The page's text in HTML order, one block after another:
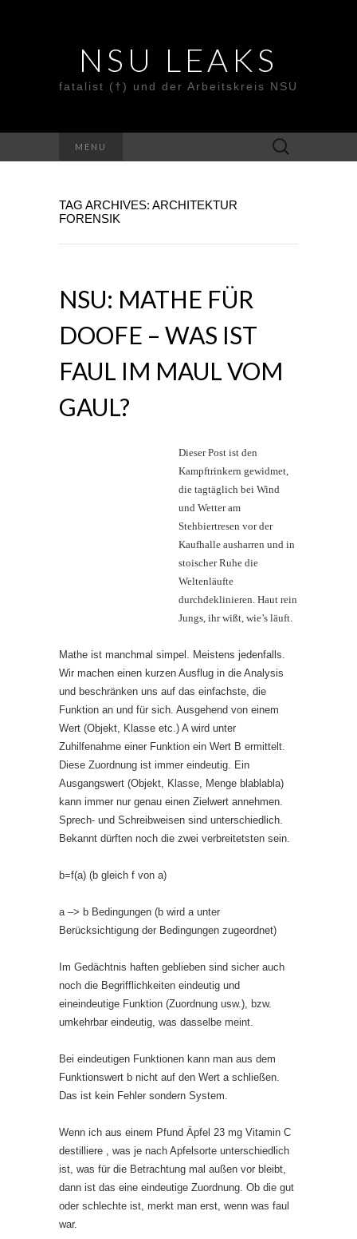
NSU LEAKS
fatalist (†) und der Arbeitskreis NSU
MENU
Suche
nach:
TAG ARCHIVES: ARCHITEKTUR
FORENSIK
NSU: MATHE FÜR
DOOFE – WAS IST
FAUL IM MAUL VOM
GAUL?
Dieser Post ist den
Kampftrinkern gewidmet,
die tagtäglich bei Wind
und Wetter am
Stehbiertresen vor der
Kaufhalle ausharren und in
stoischer Ruhe die
Weltenläufte
durchdeklinieren. Haut rein
Jungs, ihr wißt, wie’s läuft.
Mathe ist manchmal simpel. Meistens jedenfalls.
Wir machen einen kurzen Ausflug in die Analysis
und beschränken uns auf das einfachste, die
Funktion an und für sich. Ausgehend von einem
Wert (Objekt, Klasse etc.) A wird unter
Zuhilfenahme einer Funktion ein Wert B ermittelt.
Diese Zuordnung ist immer eindeutig. Ein
Ausgangswert (Objekt, Klasse, Menge blablabla)
kann immer nur genau einen Zielwert annehmen.
Sprech- und Schreibweisen sind unterschiedlich.
Bekannt dürften noch die zwei verbreitetsten sein.
b=f(a) (b gleich f von a)
a –> b Bedingungen (b wird a unter
Berücksichtigung der Bedingungen zugeordnet)
Im Gedächtnis haften geblieben sind sicher auch
noch die Begrifflichkeiten eindeutig und
eineindeutige Funktion (Zuordnung usw.), bzw.
umkehrbar eindeutig, was dasselbe meint.
Bei eindeutigen Funktionen kann man aus dem
Funktionswert b nicht auf den Wert a schließen.
Das ist kein Fehler sondern System.
Wenn ich aus einem Pfund Äpfel 23 mg Vitamin C
destilliere , was je nach Apfelsorte unterschiedlich
ist, was für die Betrachtung mal außen vor bleibt,
dann ist das eine eindeutige Zuordnung. Ob die gut
oder schlechte ist, merkt man erst, wenn was faul
war.